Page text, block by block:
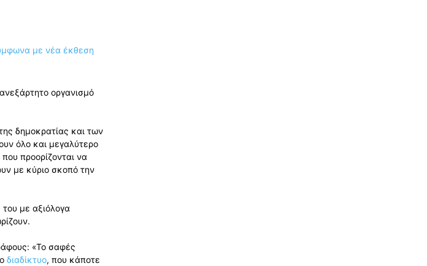
οργανισμό
δημοκρατίας και των
όλο και μεγαλύτερο
προορίζονται να
με κύριο σκοπό την
με αξιόλογα
«Το σαφές
διαδίκτυο, που κάποτε